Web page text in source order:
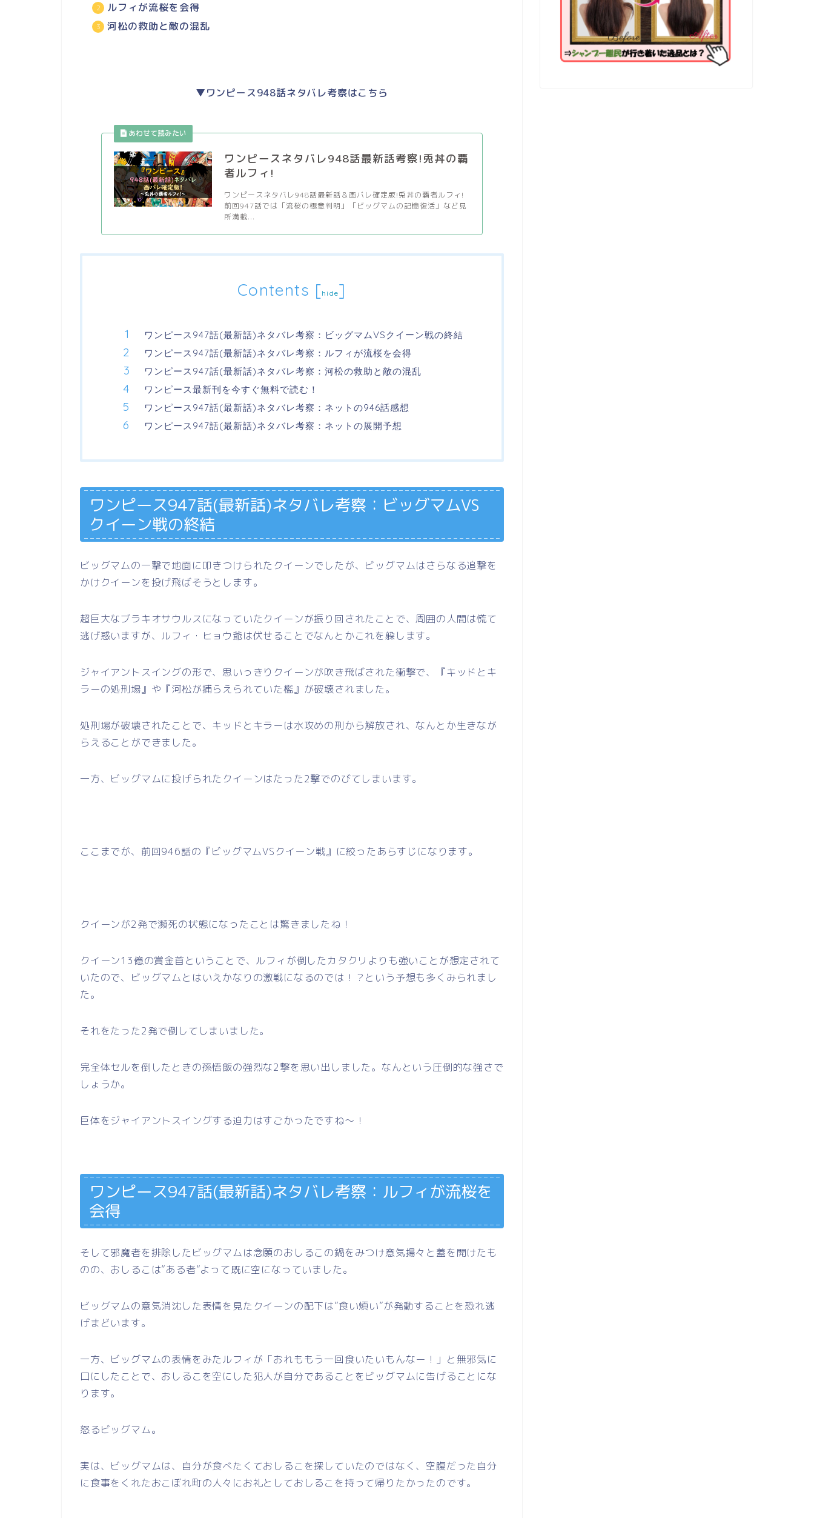
ルフィが流桜を会得
河松の救助と敵の混乱
▼ワンピース948話ネタバレ考察はこちら
ワンピースネタバレ948話最新話考察!兎丼の覇
者ルフィ!
ワンピースネタバレ948話最新話＆画バレ確定版!兎丼の覇者ルフィ!
前回947話では「流桜の極意判明」「ビッグマムの記憶復活」など見
所満載...
Contents [hide]
ワンピース947話(最新話)ネタバレ考察：ビッグマムVSクイーン戦の終結
ワンピース947話(最新話)ネタバレ考察：ルフィが流桜を会得
ワンピース947話(最新話)ネタバレ考察：河松の救助と敵の混乱
ワンピース最新刊を今すぐ無料で読む！
ワンピース947話(最新話)ネタバレ考察：ネットの946話感想
ワンピース947話(最新話)ネタバレ考察：ネットの展開予想
ワンピース947話(最新話)ネタバレ考察：ビッグマムVS
クイーン戦の終結
ビッグマムの一撃で地面に叩きつけられたクイーンでしたが、ビッグマムはさらなる追撃を
かけクイーンを投げ飛ばそうとします。
超巨大なブラキオサウルスになっていたクイーンが振り回されたことで、周囲の人間は慌て
逃げ惑いますが、ルフィ・ヒョウ爺は伏せることでなんとかこれを躱します。
ジャイアントスイングの形で、思いっきりクイーンが吹き飛ばされた衝撃で、『キッドとキ
ラーの処刑場』や『河松が捕らえられていた檻』が破壊されました。
処刑場が破壊されたことで、キッドとキラーは水攻めの刑から解放され、なんとか生きなが
らえることができました。
一方、ビッグマムに投げられたクイーンはたった2撃でのびてしまいます。
ここまでが、前回946話の『ビッグマムVSクイーン戦』に絞ったあらすじになります。
クイーンが2発で瀕死の状態になったことは驚きましたね！
クイーン13億の賞金首ということで、ルフィが倒したカタクリよりも強いことが想定されて
いたので、ビッグマムとはいえかなりの激戦になるのでは！？という予想も多くみられまし
た。
それをたった2発で倒してしまいました。
完全体セルを倒したときの孫悟飯の強烈な2撃を思い出しました。なんという圧倒的な強さで
しょうか。
巨体をジャイアントスイングする迫力はすごかったですね～！
ワンピース947話(最新話)ネタバレ考察：ルフィが流桜を
会得
そして邪魔者を排除したビッグマムは念願のおしるこの鍋をみつけ意気揚々と蓋を開けたも
のの、おしるこは”ある者”よって既に空になっていました。
ビッグマムの意気消沈した表情を見たクイーンの配下は”食い煩い”が発動することを恐れ逃
げまどいます。
一方、ビッグマムの表情をみたルフィが「おれももう一回食いたいもんなー！」と無邪気に
口にしたことで、おしるこを空にした犯人が自分であることをビッグマムに告げることにな
ります。
怒るビッグマム。
実は、ビッグマムは、自分が食べたくておしるこを探していたのではなく、空腹だった自分
に食事をくれたおこぼれ町の人々にお礼としておしるこを持って帰りたかったのです。